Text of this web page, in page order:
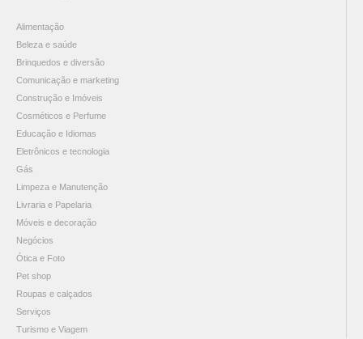
Alimentação
Beleza e saúde
Brinquedos e diversão
Comunicação e marketing
Construção e Imóveis
Cosméticos e Perfume
Educação e Idiomas
Eletrônicos e tecnologia
Gás
Limpeza e Manutenção
Livraria e Papelaria
Móveis e decoração
Negócios
Ótica e Foto
Pet shop
Roupas e calçados
Serviços
Turismo e Viagem